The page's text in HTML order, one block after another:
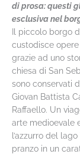
di prosa: questi
esclusiva nel
Il piccolo borgo
custodisce
grazie ad uno
chiesa di San
sono conservati
Giovan Battista
Raffaello. Un
arte medioevale
l’azzurro del
pranzo in un